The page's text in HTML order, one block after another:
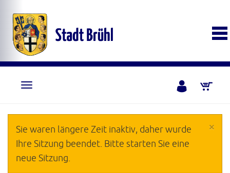
×
Sie waren längere Zeit inaktiv, daher wurde
Ihre Sitzung beendet. Bitte starten Sie eine
neue Sitzung.